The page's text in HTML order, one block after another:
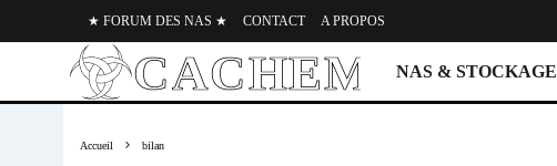
★ FORUM DES NAS ★ CONTACT A PROPOS
NAS & STOCKAGE
Accueil bilan